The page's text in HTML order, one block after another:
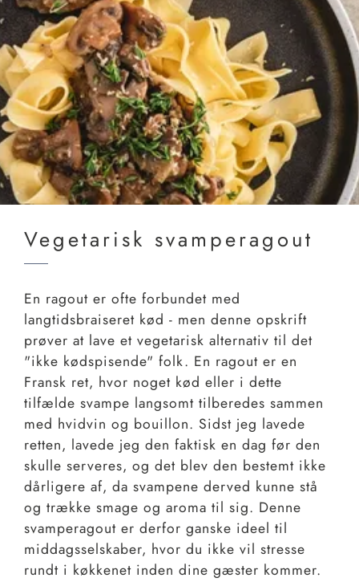
Vegetarisk svamperagout
En ragout er ofte forbundet med
langtidsbraiseret kød - men denne opskrift
prøver at lave et vegetarisk alternativ til det
"ikke kødspisende" folk. En ragout er en
Fransk ret, hvor noget kød eller i dette
tilfælde svampe langsomt tilberedes sammen
med hvidvin og bouillon. Sidst jeg lavede
retten, lavede jeg den faktisk en dag før den
skulle serveres, og det blev den bestemt ikke
dårligere af, da svampene derved kunne stå
og trække smage og aroma til sig. Denne
svamperagout er derfor ganske ideel til
middagsselskaber, hvor du ikke vil stresse
rundt i køkkenet inden dine gæster kommer.